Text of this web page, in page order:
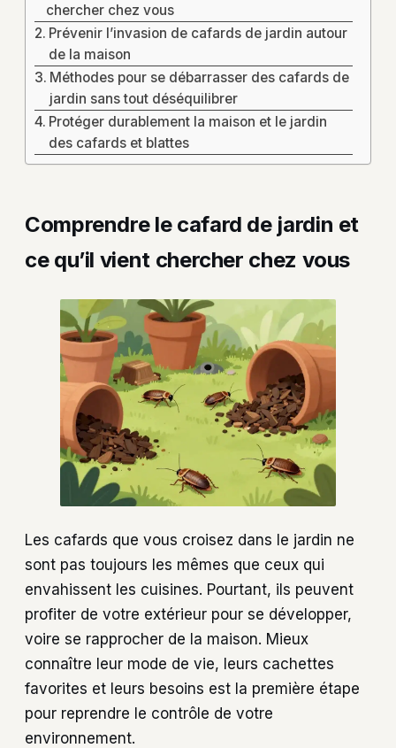
chercher chez vous
Prévenir l’invasion de cafards de jardin autour
de la maison
Méthodes pour se débarrasser des cafards de
jardin sans tout déséquilibrer
Protéger durablement la maison et le jardin
des cafards et blattes
Comprendre le cafard de jardin et
ce qu’il vient chercher chez vous
Les cafards que vous croisez dans le jardin ne
sont pas toujours les mêmes que ceux qui
envahissent les cuisines. Pourtant, ils peuvent
profiter de votre extérieur pour se développer,
voire se rapprocher de la maison. Mieux
connaître leur mode de vie, leurs cachettes
favorites et leurs besoins est la première étape
pour reprendre le contrôle de votre
environnement.